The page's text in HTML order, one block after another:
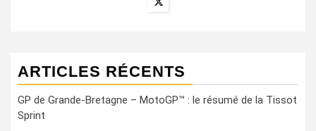
ARTICLES RÉCENTS
GP de Grande-Bretagne – MotoGP™ : le résumé de la Tissot
Sprint